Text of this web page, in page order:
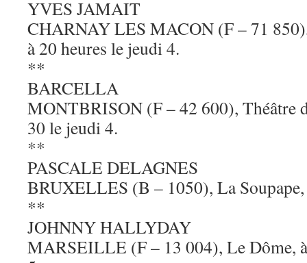
YVES JAMAIT
CHARNAY LES MACON (F – 71
à 20 heures le jeudi 4.
**
BARCELLA
MONTBRISON (F – 42 600), Théâtre
30 le jeudi 4.
**
PASCALE DELAGNES
BRUXELLES (B – 1050), La
**
JOHNNY HALLYDAY
MARSEILLE (F – 13 004), Le Dôme,